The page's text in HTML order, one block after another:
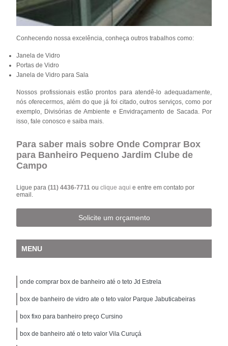
Conhecendo nossa excelência, conheça outros trabalhos como:
Janela de Vidro
Portas de Vidro
Janela de Vidro para Sala
Nossos profissionais estão prontos para atendê-lo adequadamente,
nós oferecermos, além do que já foi citado, outros serviços, como por
exemplo, Divisórias de Ambiente e Envidraçamento de Sacada. Por
isso, fale conosco e saiba mais.
Para saber mais sobre Onde Comprar Box
para Banheiro Pequeno Jardim Clube de
Campo
Ligue para(11) 4436-7711ouclique aqui e entre em contato por
email.
Solicite um orçamento
MENU
onde comprar box de banheiro até o teto Jd Estrela
box de banheiro de vidro ate o teto valor Parque Jabuticabeiras
box fixo para banheiro preço Cursino
box de banheiro até o teto valor Vila Curuçá